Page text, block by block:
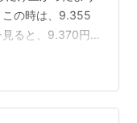
この時は、9.355
ると、9.370円付
いた建玉が利
に簡単に、9.35円
。 古すぎて、わ